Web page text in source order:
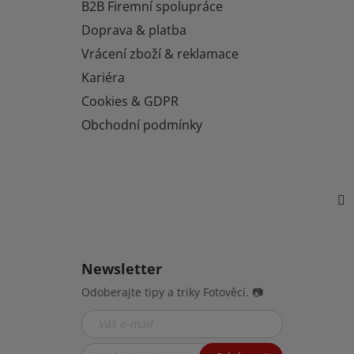
B2B Firemní spolupráce
Doprava & platba
Vrácení zboží & reklamace
Kariéra
Cookies & GDPR
Obchodní podmínky
Newsletter
Odoberajte tipy a triky Fotověcí. 📷